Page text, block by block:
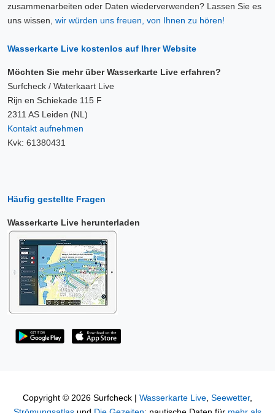
zusammenarbeiten oder Daten wiederverwenden? Lassen Sie es
uns wissen, wir würden uns freuen, von Ihnen zu hören!
Wasserkarte Live kostenlos auf Ihrer Website
Möchten Sie mehr über Wasserkarte Live erfahren?
Surfcheck / Waterkaart Live
Rijn en Schiekade 115 F
2311 AS Leiden (NL)
Kontakt aufnehmen
Kvk: 61380431
Häufig gestellte Fragen
Wasserkarte Live herunterladen
Copyright © 2026 Surfcheck | Wasserkarte Live, Seewetter,